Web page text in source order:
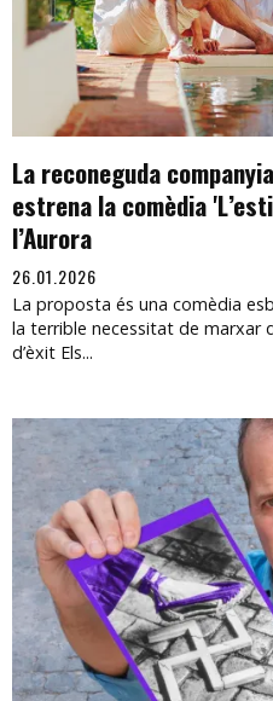
La reconeguda
estrena la comèdia
l’Aurora
26.01.2026
La proposta és una comèdia
la terrible necessitat de marxar
d’èxit Els...